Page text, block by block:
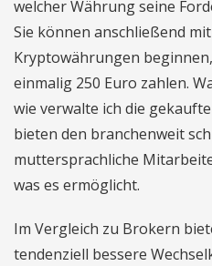
welcher Währung seine
Sie können anschließend
Kryptowährungen
einmalig 250 Euro zahlen.
wie verwalte ich die
bieten den branchenweit
muttersprachliche
was es ermöglicht.
Im Vergleich zu Brokern
tendenziell bessere